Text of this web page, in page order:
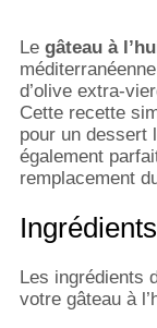
Le gâteau à
d’olive extra-
Cette recette
pour un dessert
également
remplacement
Ingrédients
Les ingrédients
votre gâteau à